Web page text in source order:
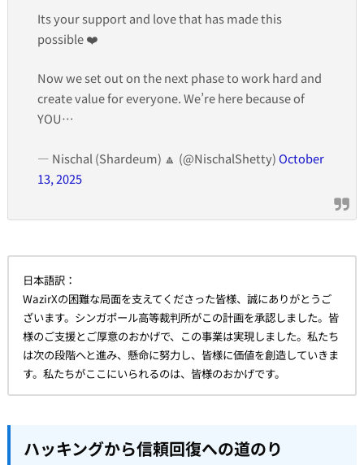
Its your support and love that has made this
possible ❤️
Now we set out on the next phase to work hard and
create value for everyone. We’re here because of
YOU…
— Nischal (Shardeum) 🔼 (@NischalShetty)October
13, 2025
日本語訳：
WazirXの困難な局面を支えてくださった皆様、誠にありがとうご
ざいます。シンガポール高等裁判所がこの計画を承認しました。皆
様のご支援とご厚意のおかげで、この事業は実現しました。私たち
は次の段階へと進み、懸命に努力し、皆様に価値を創造していきま
す。私たちがここにいられるのは、皆様のおかげです。
ハッキングから信頼回復への道のり